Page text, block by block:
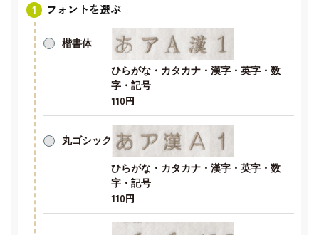
フォントを選ぶ
楷書体
ひらがな・カタカナ・漢字・英字・数
字・記号
110円
丸ゴシック
ひらがな・カタカナ・漢字・英字・数
字・記号
110円